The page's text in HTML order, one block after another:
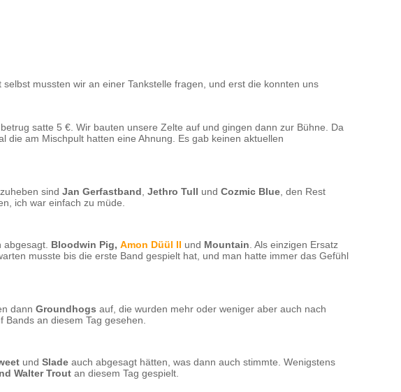
mussten wir an einer Tankstelle fragen, und erst die konnten uns
satte 5 €. Wir bauten unsere Zelte auf und gingen dann zur Bühne. Da
die am Mischpult hatten eine Ahnung. Es gab keinen aktuellen
sind Jan Gerfastband Jethro Tull und Cozmic Blue , den Rest
ich war einfach zu müde.
Bloodwin Pig, Amon Düül II und Mountain . Als einzigen Ersatz
musste bis die erste Band gespielt hat, und man hatte immer das Gefühl
dann Groundhogs auf, die wurden mehr oder weniger aber auch nach
an diesem Tag gesehen.
und Slade auch abgesagt hätten, was dann auch stimmte. Wenigstens
Walter Trout an diesem Tag gespielt.